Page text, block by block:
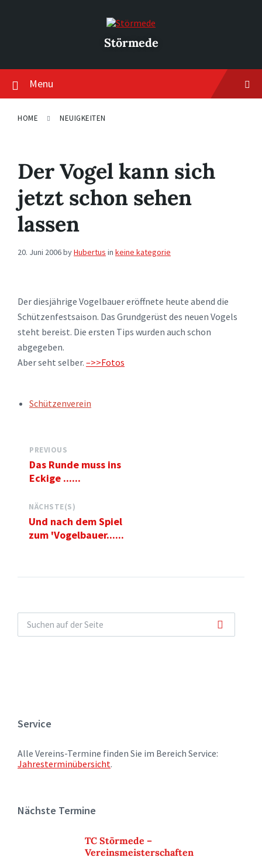
Störmede
Menu
HOME NEUIGKEITEN
Der Vogel kann sich
jetzt schon sehen
lassen
20. Juni 2006byHubertus in keine kategorie
Der diesjährige Vogelbauer eröffnete heute abend die
Schützenfestsaison. Das Grundgerüst des neuen Vogels
steht bereist. Die ersten Tips wurden auch schon
abgegeben.
Aber seht selber. –>>Fotos
TAGS:Schützenverein
PREVIOUS
Das Runde muss ins
Eckige ......
NÄCHSTE(S)
Und nach dem Spiel
zum 'Vogelbauer......
Service
Alle Vereins-Termine finden Sie im Bereich Service:
Jahresterminübersicht.
Nächste Termine
TC Störmede –
Vereinsmeisterschaften